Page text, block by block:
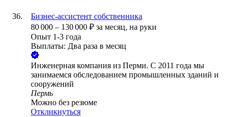
Бизнес-ассистент собственника
80 000 – 130 000 ₽ за месяц, на руки
Опыт 1-3 года
Выплаты: Два раза в месяц
Инженерная компания из Перми. С 2011 года мы
занимаемся обследованием промышленных зданий и
сооружений
Пермь
Можно без резюме
Откликнуться